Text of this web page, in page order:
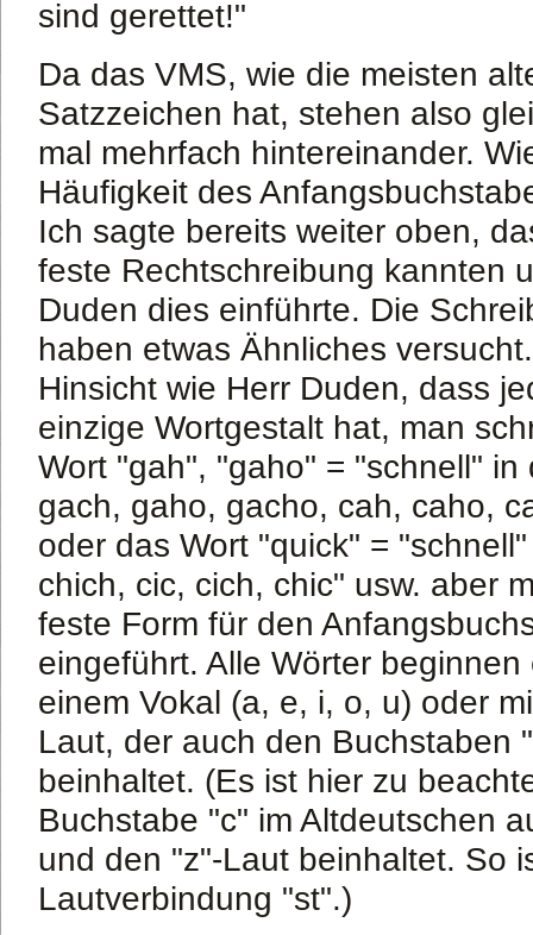
sind gerettet!"
Da das VMS, wie die meisten
Satzzeichen hat, stehen also
mal mehrfach hintereinander.
Häufigkeit des
Ich sagte bereits weiter oben,
feste Rechtschreibung kannten
Duden dies einführte. Die
haben etwas Ähnliches
Hinsicht wie Herr Duden, dass
einzige Wortgestalt hat, man
Wort "gah", "gaho" = "schnell"
gach, gaho, gacho, cah, caho,
oder das Wort "quick" =
chich, cic, cich, chic" usw. aber
feste Form für den
eingeführt. Alle Wörter beginnen
einem Vokal (a, e, i, o, u) oder
Laut, der auch den Buchstaben
beinhaltet. (Es ist hier zu
Buchstabe "c" im Altdeutschen
und den "z"-Laut beinhaltet. So
Lautverbindung "st".)